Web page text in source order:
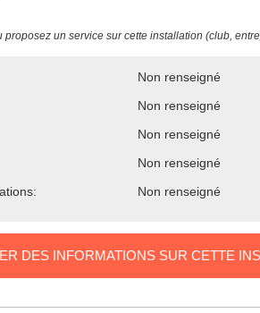
proposez un service sur cette installation (club,
Non renseigné
Non renseigné
Non renseigné
Non renseigné
Non renseigné
DES INFORMATIONS SUR CETTE